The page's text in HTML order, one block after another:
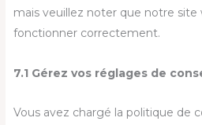
mais veuillez noter que notre site
fonctionner correctement.
7.1 Gérez vos réglages de
Vous avez chargé la politique de